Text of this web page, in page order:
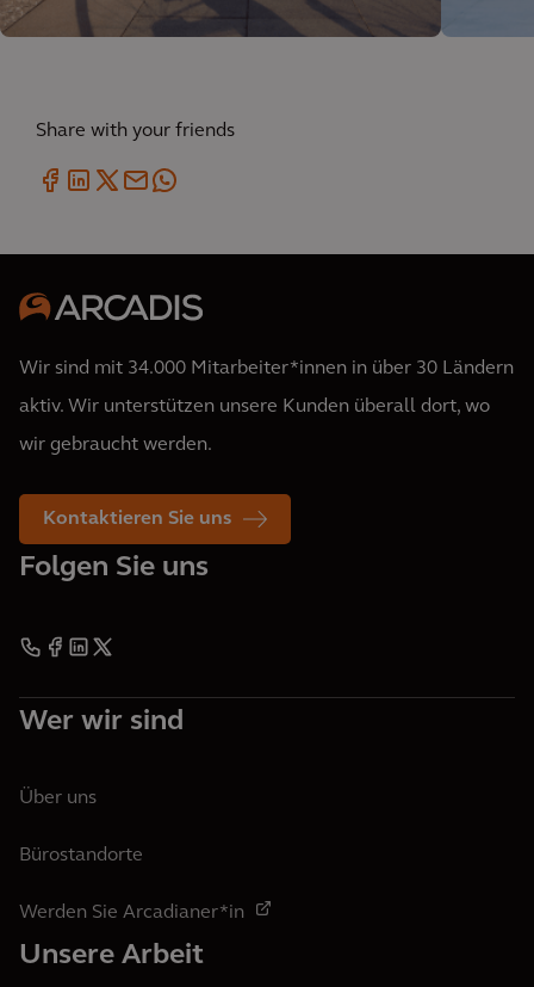
Share with your friends
Wir sind mit 34.000 Mitarbeiter*innen in über 30 Ländern
aktiv. Wir unterstützen unsere Kunden überall dort, wo
wir gebraucht werden.
Kontaktieren Sie uns
Folgen Sie uns
Wer wir sind
Über uns
Bürostandorte
Werden Sie Arcadianer*in
Unsere Arbeit